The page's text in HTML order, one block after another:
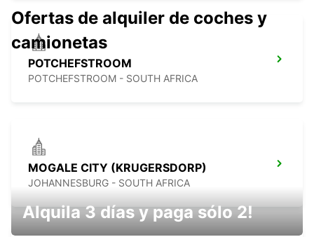
POTCHEFSTROOM
POTCHEFSTROOM - SOUTH AFRICA
MOGALE CITY (KRUGERSDORP)
JOHANNESBURG - SOUTH AFRICA
Ofertas de alquiler de coches y
camionetas
Alquila 3 días y paga sólo 2!